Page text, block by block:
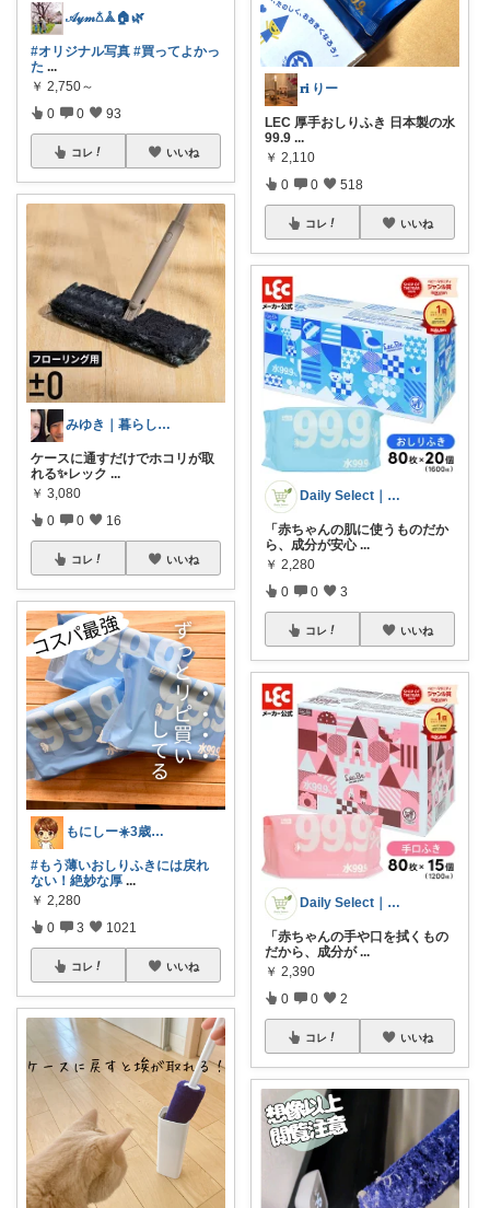
𝒜𝓎𝓂𖡿‬𖣰🏠🌿
#オリジナル写真 #買ってよかっ
た ...
￥ 2,750～
0 0 93
コレ いいね
みゆき｜暮らしのおすすめ
ケースに通すだけでホコリが取
れる✨レック ...
￥ 3,080
0 0 16
コレ いいね
もにしー☀️3歳娘と0歳息子のパパ🧡
#もう薄いおしりふきには戻れ
ない！絶妙な厚 ...
￥ 2,280
0 3 1021
コレ いいね
𝐫𝐢 りー
LEC 厚手おしりふき 日本製の水
99.9 ...
￥ 2,110
0 0 518
コレ いいね
Daily Select｜日用品・食品
「赤ちゃんの肌に使うものだか
ら、成分が安心 ...
￥ 2,280
0 0 3
コレ いいね
Daily Select｜日用品・食品
「赤ちゃんの手や口を拭くもの
だから、成分が ...
￥ 2,390
0 0 2
コレ いいね